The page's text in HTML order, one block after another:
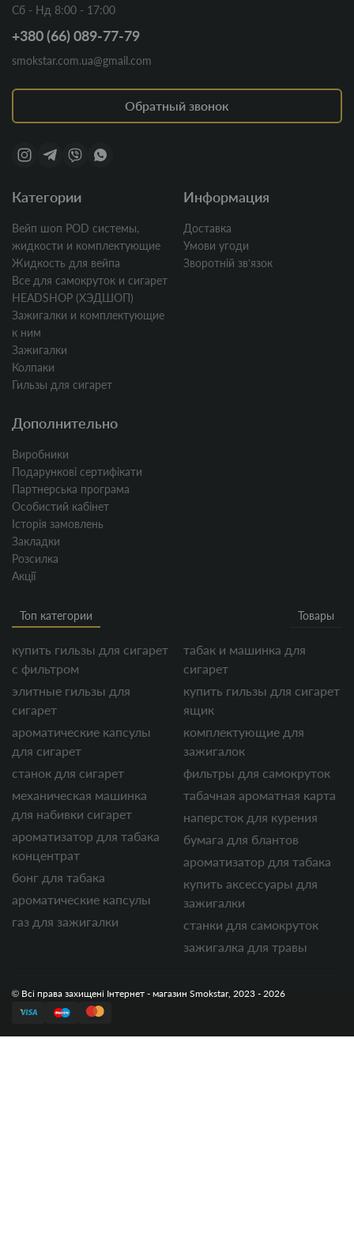
Сб - Нд 8:00 - 17:00
+380 (66) 089-77-79
smokstar.com.ua@gmail.com
Обратный звонок
Категории
Вейп шоп POD системы,
жидкости и комплектующие
Жидкость для вейпа
Все для самокруток и сигарет
HEADSHOP (ХЭДШОП)
Зажигалки и комплектующие
к ним
Зажигалки
Колпаки
Гильзы для сигарет
Информация
Доставка
Умови угоди
Зворотній звʼязок
Дополнительно
Виробники
Подарункові сертифікати
Партнерська програма
Особистий кабінет
Історія замовлень
Закладки
Розсилка
Акції
Топ категории Товары
купить гильзы для сигарет
с фильтром
элитные гильзы для
сигарет
ароматические капсулы
для сигарет
станок для сигарет
механическая машинка
для набивки сигарет
ароматизатор для табака
концентрат
бонг для табака
ароматические капсулы
газ для зажигалки
табак и машинка для
сигарет
купить гильзы для сигарет
ящик
комплектующие для
зажигалок
фильтры для самокруток
табачная ароматная карта
наперсток для курения
бумага для блантов
ароматизатор для табака
купить аксессуары для
зажигалки
станки для самокруток
зажигалка для травы
© Всі права захищені Інтернет - магазин Smokstar, 2023 - 2026